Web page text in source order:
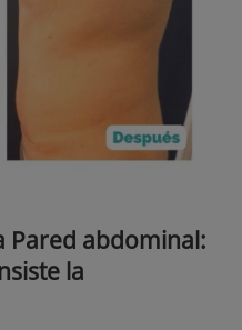
Pared abdominal:
la